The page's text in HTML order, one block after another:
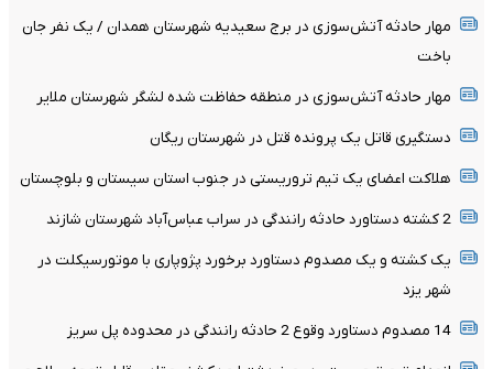
مهار حادثه آتش‌سوزی در برج سعیدیه شهرستان همدان / یک نفر جان
باخت
مهار حادثه آتش‌سوزی در منطقه حفاظت شده لشگر شهرستان ملایر
دستگیری قاتل یک پرونده قتل در شهرستان ریگان
هلاکت اعضای یک تیم تروریستی در جنوب استان سیستان و بلوچستان
2 کشته دستاورد حادثه رانندگی در سراب عباس‌آباد شهرستان شازند
یک کشته و یک مصدوم دستاورد برخورد پژوپاری با موتورسیکلت در
شهر یزد
14 مصدوم دستاورد وقوع 2 حادثه رانندگی در محدوده پل سریز